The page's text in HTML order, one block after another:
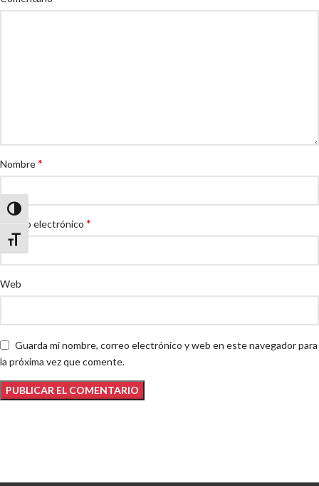
Alternar alto contraste
Alternar tamaño de letra
Nombre*
Correo electrónico *
Web
Guarda mi nombre, correo electrónico y web en este navegador para
la próxima vez que comente.